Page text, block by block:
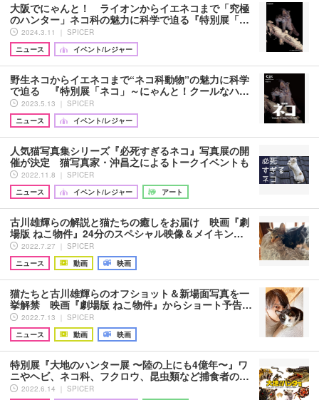
大阪でにゃんと！ ライオンからイエネコまで「究極
のハンター」ネコ科の魅力に科学で迫る『特別展「…
2024.3.11 ｜ SPICER
ニュース
イベント/レジャー
野生ネコからイエネコまで“ネコ科動物”の魅力に科学
で迫る 『特別展「ネコ」～にゃんと！クールなハ…
2023.5.13 ｜ SPICER
ニュース
イベント/レジャー
人気猫写真集シリーズ『必死すぎるネコ』写真展の開
催が決定 猫写真家・沖昌之によるトークイベントも
2022.11.8 ｜ SPICER
ニュース
イベント/レジャー アート
古川雄輝らの解説と猫たちの癒しをお届け 映画『劇
場版 ねこ物件』24分のスペシャル映像＆メイキン…
2022.7.27 ｜ SPICER
ニュース
動画 映画
猫たちと古川雄輝らのオフショット＆新場面写真を一
挙解禁 映画『劇場版 ねこ物件』からショート予告…
2022.7.13 ｜ SPICER
ニュース
動画 映画
特別展『大地のハンター展 〜陸の上にも4億年〜』ワ
ニやヘビ、ネコ科、フクロウ、昆虫類など捕食者の…
2022.6.14 ｜ SPICER